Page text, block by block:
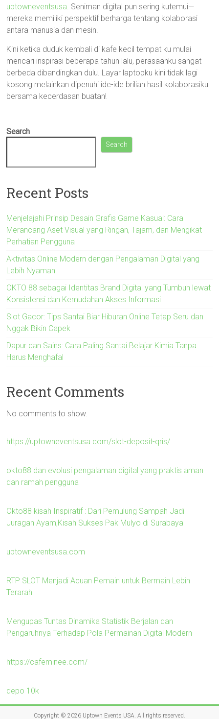
uptowneventsusa. Seniman digital pun sering kutemui—
mereka memiliki perspektif berharga tentang kolaborasi
antara manusia dan mesin.
Kini ketika duduk kembali di kafe kecil tempat ku mulai
mencari inspirasi beberapa tahun lalu, perasaanku sangat
berbeda dibandingkan dulu. Layar laptopku kini tidak lagi
kosong melainkan dipenuhi ide-ide brilian hasil kolaborasiku
bersama kecerdasan buatan!
Search
Search
Recent Posts
Menjelajahi Prinsip Desain Grafis Game Kasual: Cara
Merancang Aset Visual yang Ringan, Tajam, dan Mengikat
Perhatian Pengguna
Aktivitas Online Modern dengan Pengalaman Digital yang
Lebih Nyaman
OKTO 88 sebagai Identitas Brand Digital yang Tumbuh lewat
Konsistensi dan Kemudahan Akses Informasi
Slot Gacor: Tips Santai Biar Hiburan Online Tetap Seru dan
Nggak Bikin Capek
Dapur dan Sains: Cara Paling Santai Belajar Kimia Tanpa
Harus Menghafal
Recent Comments
No comments to show.
https://uptowneventsusa.com/slot-deposit-qris/
okto88 dan evolusi pengalaman digital yang praktis aman
dan ramah pengguna
Okto88 kisah Inspiratif : Dari Pemulung Sampah Jadi
Juragan Ayam,Kisah Sukses Pak Mulyo di Surabaya
uptowneventsusa.com
RTP SLOT Menjadi Acuan Pemain untuk Bermain Lebih
Terarah
Mengupas Tuntas Dinamika Statistik Berjalan dan
Pengaruhnya Terhadap Pola Permainan Digital Modern
https://cafeminee.com/
depo 10k
Copyright © 2026 Uptown Events USA . All rights reserved.